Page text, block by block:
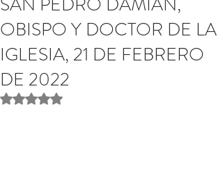
OBISPO Y DOCTOR DE LA
IGLESIA, 21 DE FEBRERO
DE 2022
Obtuvo NaN de 5 estrellas.